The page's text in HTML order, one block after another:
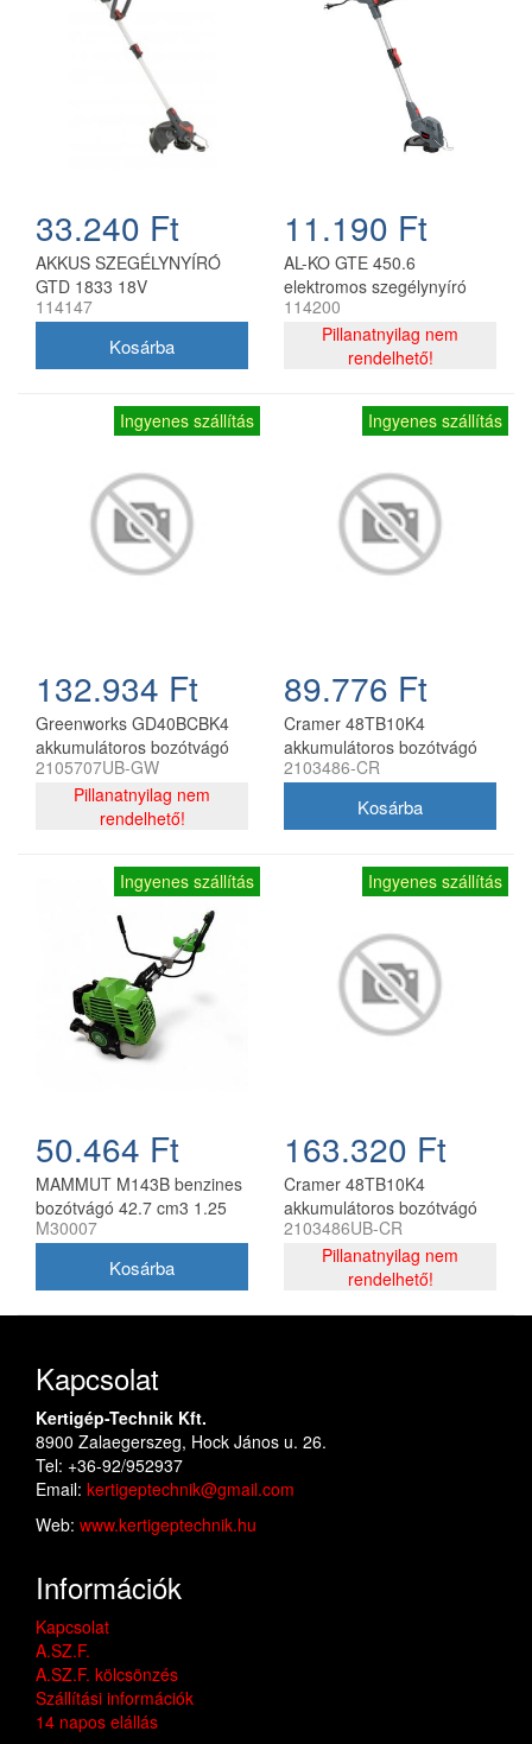
33.240 Ft
AKKUS SZEGÉLYNYÍRÓ
GTD 1833 18V
114147
11.190 Ft
AL-KO GTE 450.6
elektromos szegélynyíró
450 W 25 cm
114200
Pillanatnyilag nem
rendelhető!
Ingyenes szállítás
132.934 Ft
Greenworks GD40BCBK4
akkumulátoros bozótvágó
40 V 4 Ah akkumulátorral és
töltővel
2105707UB-GW
Pillanatnyilag nem
rendelhető!
Ingyenes szállítás
89.776 Ft
Cramer 48TB10K4
akkumulátoros bozótvágó
48V kerékpár fogantyúval
2103486-CR
Ingyenes szállítás
50.464 Ft
MAMMUT M143B benzines
bozótvágó 42.7 cm3 1.25
kW 1.7 LE 2 ütemű
M30007
Ingyenes szállítás
163.320 Ft
Cramer 48TB10K4
akkumulátoros bozótvágó
48V akkumulátorral és
töltővel
2103486UB-CR
Pillanatnyilag nem
rendelhető!
Kapcsolat
Kertigép-Technik Kft.
8900 Zalaegerszeg, Hock János u. 26.
Tel: +36-92/952937
Email: kertigeptechnik@gmail.com
Web: www.kertigeptechnik.hu
Információk
Kapcsolat
A.SZ.F.
A.SZ.F. kölcsönzés
Szállítási információk
14 napos elállás